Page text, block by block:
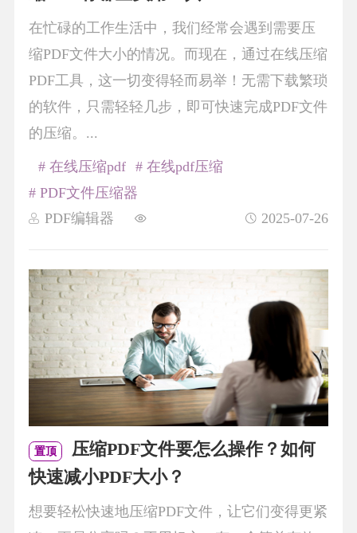
在忙碌的工作生活中，我们经常会遇到需要压
缩PDF文件大小的情况。而现在，通过在线压缩
PDF工具，这一切变得轻而易举！无需下载繁琐
的软件，只需轻轻几步，即可快速完成PDF文件
的压缩。...
PDF编辑器 2025-07-26
# 在线压缩pdf
# 在线pdf压缩
# PDF文件压缩器
置顶
压缩PDF文件要怎么操作？如何
快速减小PDF大小？
想要轻松快速地压缩PDF文件，让它们变得更紧